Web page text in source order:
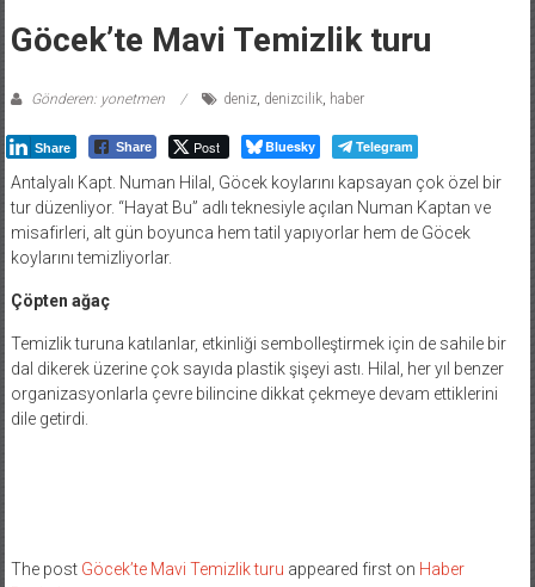
Göcek’te Mavi Temizlik turu
Gönderen: yonetmen deniz, denizcilik, haber
Share Share Post Bluesky Telegram
Antalyalı Kapt. Numan Hilal, Göcek koylarını kapsayan çok özel bir
tur düzenliyor. “Hayat Bu” adlı teknesiyle açılan Numan Kaptan ve
misafirleri, alt gün boyunca hem tatil yapıyorlar hem de Göcek
koylarını temizliyorlar.
Çöpten ağaç
Temizlik turuna katılanlar, etkinliği sembolleştirmek için de sahile bir
dal dikerek üzerine çok sayıda plastik şişeyi astı. Hilal, her yıl benzer
organizasyonlarla çevre bilincine dikkat çekmeye devam ettiklerini
dile getirdi.
The post Göcek’te Mavi Temizlik turu appeared first on Haber